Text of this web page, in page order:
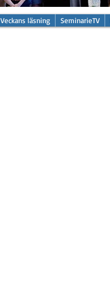
Veckans läsning SeminarieTV